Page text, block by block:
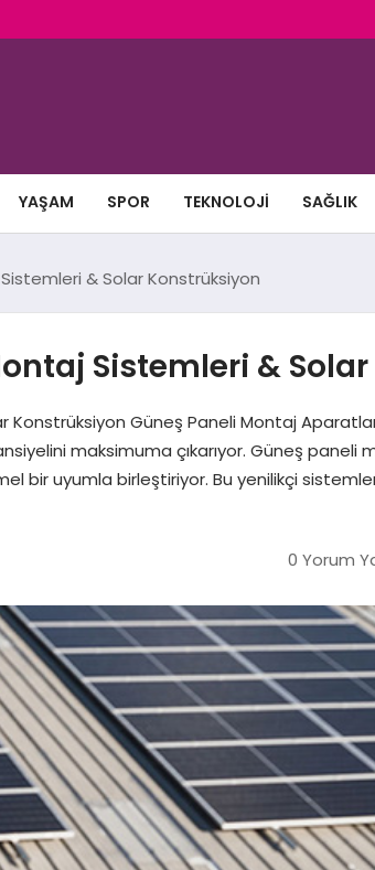
YAŞAM SPOR TEKNOLOJI SAĞLIK
Sistemleri & Solar Konstrüksiyon
Sistemleri &
Konstrüksiyon Güneş Paneli Montaj
maksimuma çıkarıyor. Güneş
bir uyumla birleştiriyor. Bu yenilikçi
0 Yorum